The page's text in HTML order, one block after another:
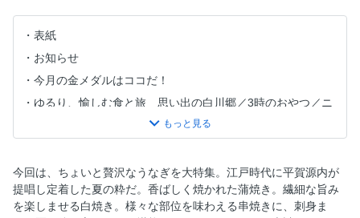
表紙
お知らせ
今月の金メダルはココだ！
ゆるり、愉しむ食と旅 思い出の白川郷／3時のおやつ／ニ
目次
特集１ ご褒美グルメの決定版 夏の粋、うなぎ
矜持にときめき、技にため息 匠のうなぎに感動す！
うなぎの最前線は“地焼”がトレンド！ うなぎの新店
今回は、ちょいと贅沢なうなぎを大特集。江戸時代に平賀源内が
提唱し定着した夏の粋だ。香ばしく焼かれた蒲焼き。繊細な旨み
を楽しませる白焼き。様々な部位を味わえる串焼きに、刺身ま